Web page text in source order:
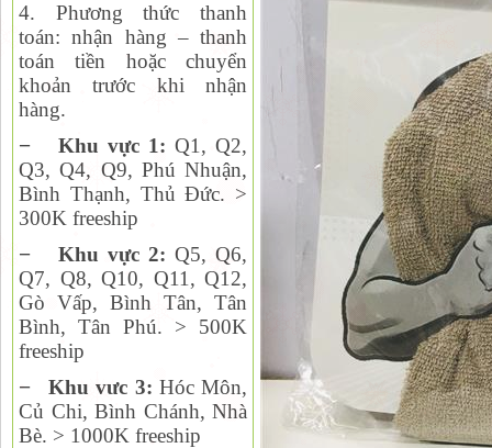
4. Phương thức thanh
toán: nhận hàng – thanh
toán tiền hoặc chuyển
khoản trước khi nhận
hàng.
−
Khu vực 1: Q1, Q2,
Q3, Q4, Q9, Phú Nhuận,
Bình Thạnh, Thủ Đức. >
300K freeship
−
Khu vực 2: Q5, Q6,
Q7, Q8, Q10, Q11, Q12,
Gò Vấp, Bình Tân, Tân
Bình, Tân Phú. > 500K
freeship
−
Khu vưc 3: Hóc Môn,
Củ Chi, Bình Chánh, Nhà
Bè. > 1000K freeship